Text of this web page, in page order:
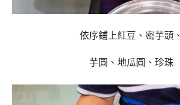
依序鋪上紅豆、密芋頭、
芋圓、地瓜圓、珍珠